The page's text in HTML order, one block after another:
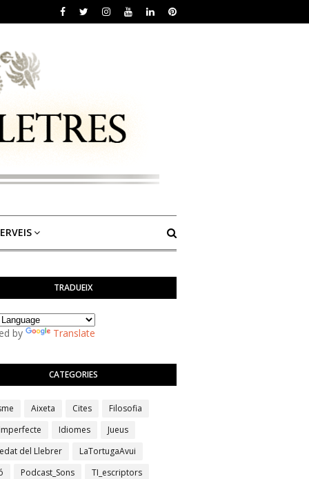
TRADUEIX
by Translate
CATEGORIES
Aixeta Cites
Filosofia
Idiomes
Jueus
del Llebrer
LaTortugaAvui
Podcast_Sons
TI_escriptors